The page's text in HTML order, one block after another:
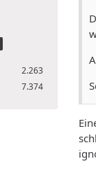
2.263
7.374